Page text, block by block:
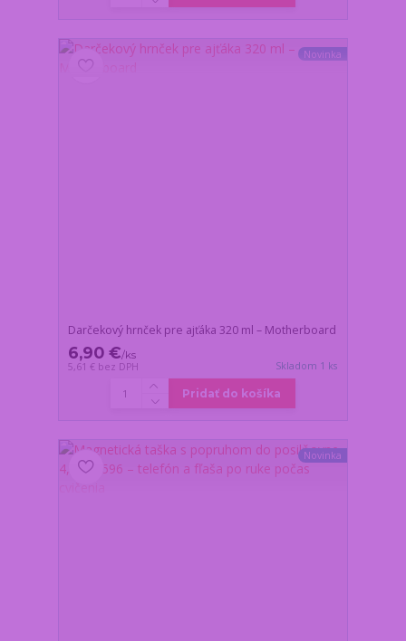
Novinka
Darčekový hrnček pre ajťáka 320 ml – Motherboard
6,90 €/ks
5,61 € bez DPH Skladom 1 ks
Pridať do košíka
Novinka